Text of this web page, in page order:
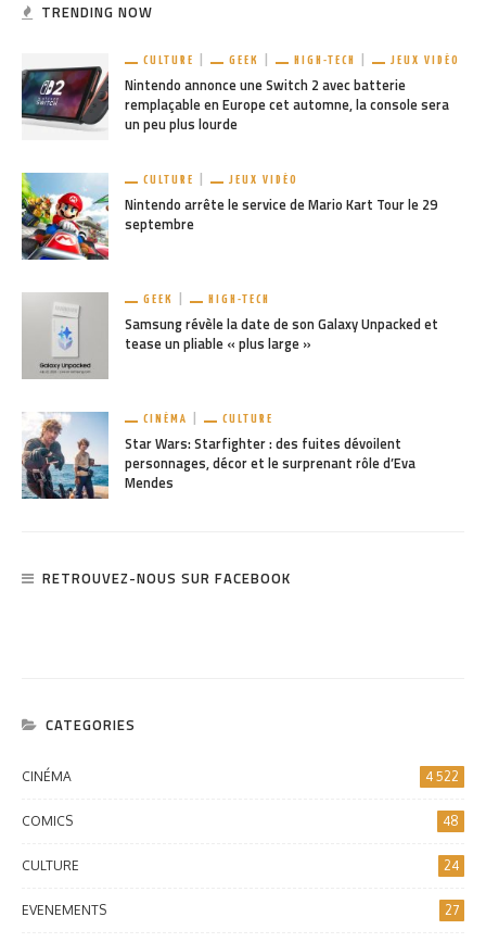
TRENDING NOW
CULTURE GEEK HIGH-TECH JEUX VIDÉO
Nintendo annonce une Switch 2 avec batterie
remplaçable en Europe cet automne, la console sera
un peu plus lourde
CULTURE JEUX VIDÉO
Nintendo arrête le service de Mario Kart Tour le 29
septembre
GEEK HIGH-TECH
Samsung révèle la date de son Galaxy Unpacked et
tease un pliable « plus large »
CINÉMA CULTURE
Star Wars: Starfighter : des fuites dévoilent
personnages, décor et le surprenant rôle d’Eva
Mendes
RETROUVEZ-NOUS SUR FACEBOOK
CATEGORIES
CINÉMA 4 522
COMICS 48
CULTURE 24
EVENEMENTS 27